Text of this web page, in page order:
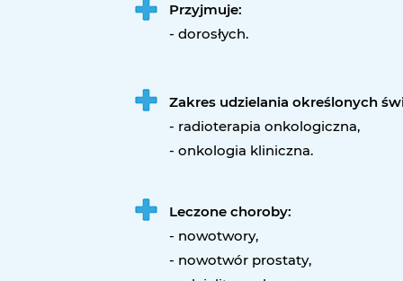
Przyjmuje:
- dorosłych.
Zakres udzielania określonych
- radioterapia onkologiczna,
- onkologia kliniczna.
Leczone choroby:
- nowotwory,
- nowotwór prostaty,